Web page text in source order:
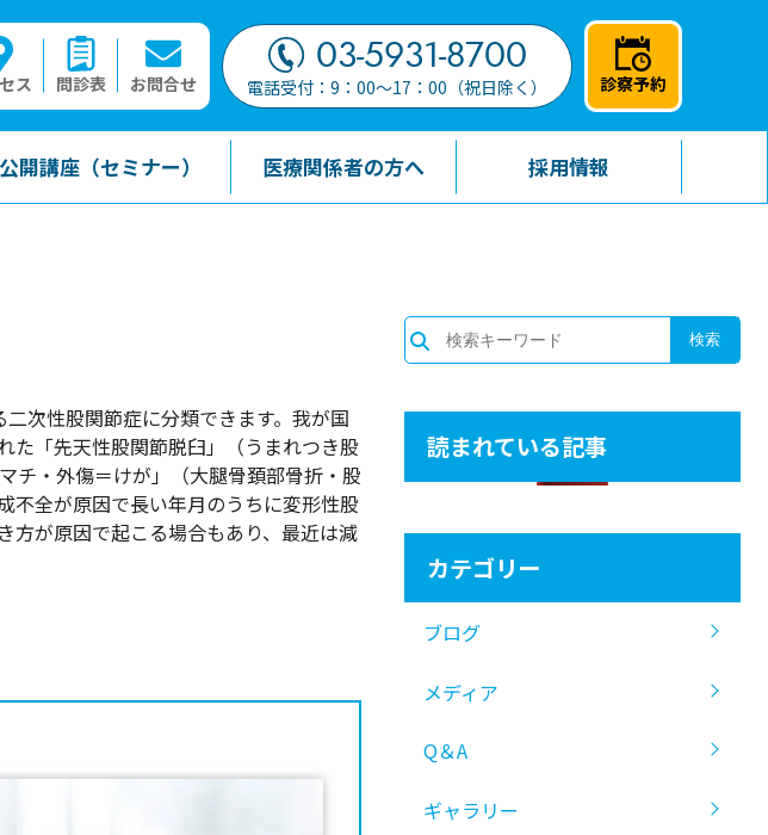
03-5931-8700
電話受付：9：00～17：00（祝日除く） 診察予約
ス 問診表 お問合せ
開講座（セミナー） 医療関係者の方へ 採用情報
次性股関節症に分類できます。我が国
た「先天性股関節脱臼」（うまれつき股
チ・外傷＝けが」（大腿骨頚部骨折・股
不全が原因で長い年月のうちに変形性股
方が原因で起こる場合もあり、最近は減
読まれている記事
カテゴリー
ブログ
メディア
Q＆A
ギャラリー